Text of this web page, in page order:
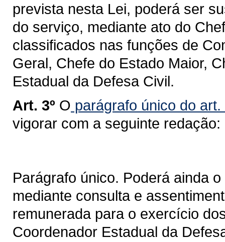
prevista nesta Lei, poderá ser
do serviço, mediante ato do
classificados nas funções de
Geral, Chefe do Estado Maior,
Estadual da Defesa Civil.
Art. 3º O parágrafo único do
vigorar com a seguinte redação:
Parágrafo único. Poderá ainda
mediante consulta e
remunerada para o exercício
Coordenador Estadual da